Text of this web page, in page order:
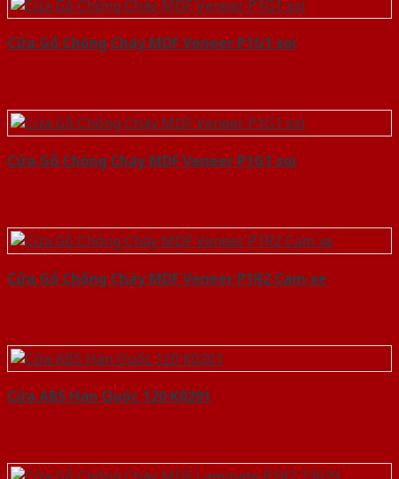
Cửa Gỗ Chống Cháy MDF Veneer P1G1 soi
Cửa Gỗ Chống Cháy MDF Veneer P1G1 soi
Cửa Gỗ Chống Cháy MDF Veneer P1R2 Cam xe
Cửa ABS Hàn Quốc 120 K0201